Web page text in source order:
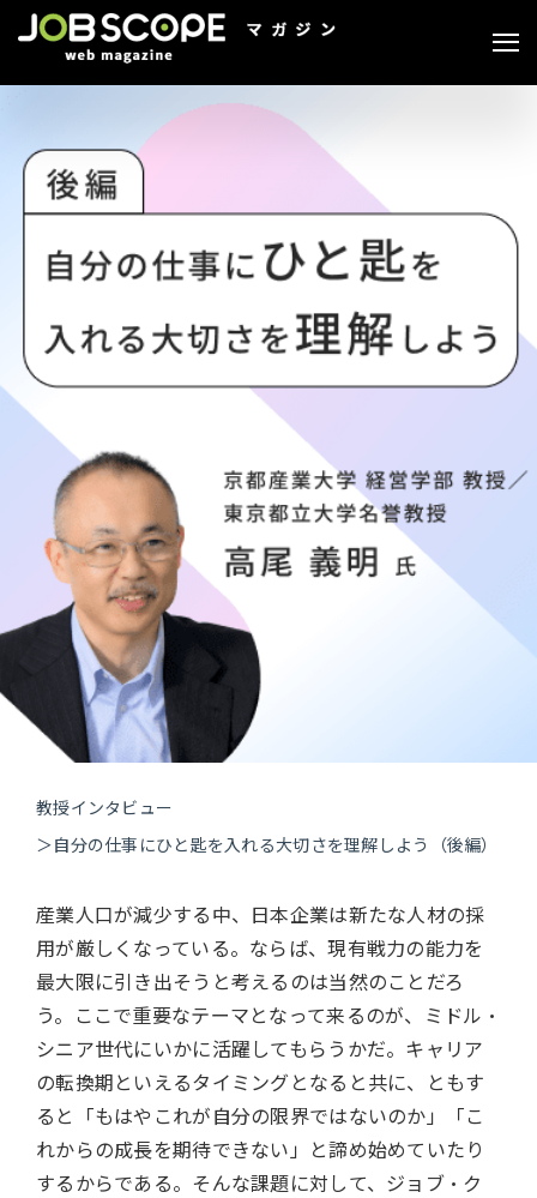
教授インタビュー
＞自分の仕事にひと匙を入れる大切さを理解しよう（後編）
産業人口が減少する中、日本企業は新たな人材の採
用が厳しくなっている。ならば、現有戦力の能力を
最大限に引き出そうと考えるのは当然のことだろ
う。ここで重要なテーマとなって来るのが、ミドル・
シニア世代にいかに活躍してもらうかだ。キャリア
の転換期といえるタイミングとなると共に、ともす
ると「もはやこれが自分の限界ではないのか」「こ
れからの成長を期待できない」と諦め始めていたり
するからである。そんな課題に対して、ジョブ・ク